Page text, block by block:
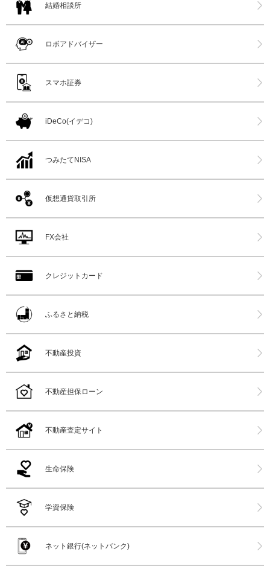
結婚相談所
ロボアドバイザー
スマホ証券
iDeCo(イデコ)
つみたてNISA
仮想通貨取引所
FX会社
クレジットカード
ふるさと納税
不動産投資
不動産担保ローン
不動産査定サイト
生命保険
学資保険
ネット銀行(ネットバンク)